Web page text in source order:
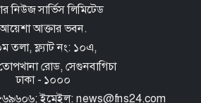
নিউজ সার্ভিস লিমিটেড
আয়েশা আক্তার ভবন.
তলা, ফ্ল্যাট নং: ১০এ,
রোড, সেগুনবাগিচা
ঢাকা - ১০০০
ইমেইল: news@fns24.com